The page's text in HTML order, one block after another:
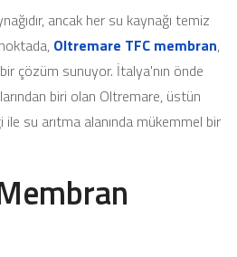
ancak her su kaynağı temiz
Oltremare TFC membran,
çözüm sunuyor. İtalya'nın önde
biri olan Oltremare, üstün
su arıtma alanında mükemmel bir